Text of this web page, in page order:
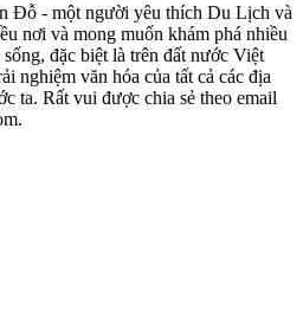
Đỗ - một người yêu thích Du Lịch và
nơi và mong muốn khám phá nhiều
đặc biệt là trên đất nước Việt
nghiệm văn hóa của tất cả các địa
ta. Rất vui được chia sẻ theo email